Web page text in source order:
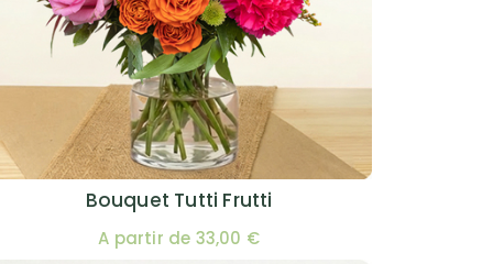
Bouquet Tutti Frutti
A partir de 33,00 €